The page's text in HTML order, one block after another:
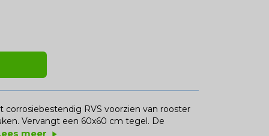
RVS voorzien van rooster
Vervangt een 60x60 cm tegel. De
meer